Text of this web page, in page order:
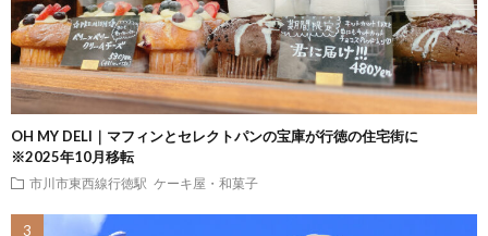
OH MY DELI｜マフィンとセレクトパンの宝庫が行徳の住宅街に
※2025年10月移転
市川市東西線行徳駅 ケーキ屋・和菓子